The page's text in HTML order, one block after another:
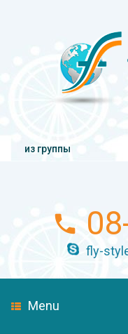
из группы
fly-
Menu